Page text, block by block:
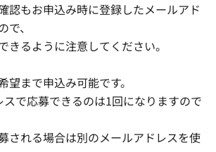
認もお申込み時に登録したメールアド
で、
きるように注意してください。
望まで申込み可能です。
で応募できるのは1回になりますので
される場合は別のメールアドレスを使